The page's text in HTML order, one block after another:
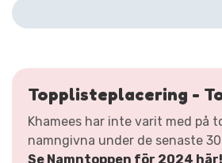
Topplisteplacering -
Khamees har inte varit med på
namngivna under de senaste
Se Namntoppen för 2024 här!